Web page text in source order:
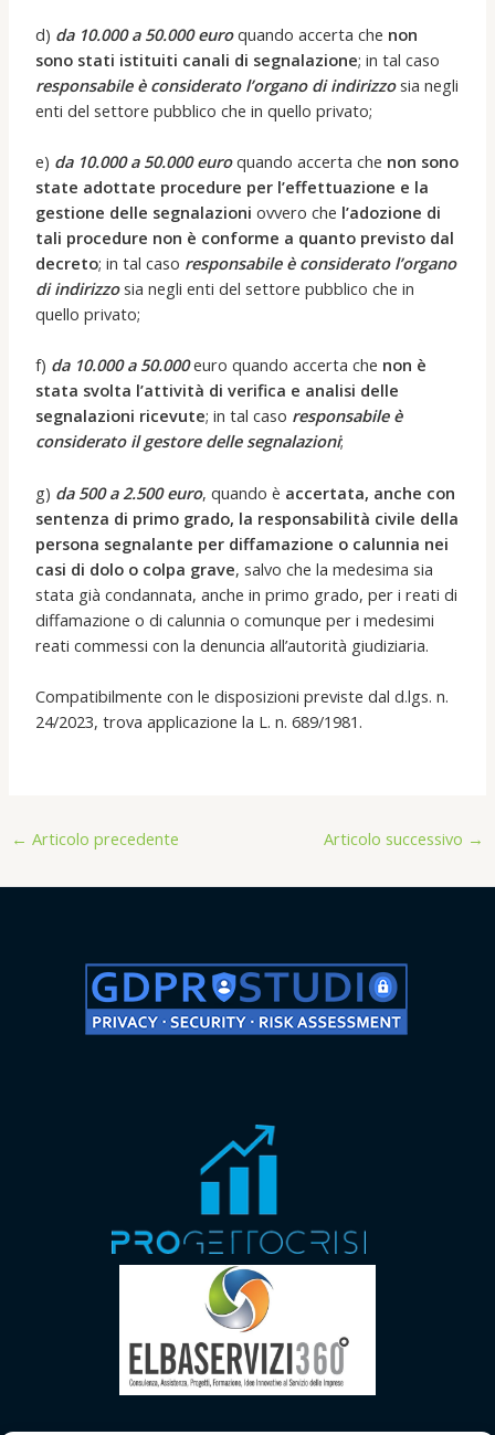
d) da 10.000 a 50.000 euroquando accerta che non
sono stati istituiti canali di segnalazione; in tal caso
responsabile è considerato l’organo di indirizzosia negli
enti del settore pubblico che in quello privato;
e) da 10.000 a 50.000 euroquando accerta che non sono
state adottate procedure per l’effettuazione e la
gestione delle segnalazioni ovvero che l’adozione di
tali procedure non è conforme a quanto previsto dal
decreto; in tal caso responsabile è considerato l’organo
di indirizzosia negli enti del settore pubblico che in
quello privato;
f) da 10.000 a 50.000euro quando accerta che non è
stata svolta l’attività di verifica e analisi delle
segnalazioni ricevute; in tal caso responsabile è
considerato il gestore delle segnalazioni;
g) da 500 a 2.500 euro, quando è accertata, anche con
sentenza di primo grado, la responsabilità civile della
persona segnalante per diffamazione o calunnia nei
casi di dolo o colpa grave, salvo che la medesima sia
stata già condannata, anche in primo grado, per i reati di
diffamazione o di calunnia o comunque per i medesimi
reati commessi con la denuncia all’autorità giudiziaria.
Compatibilmente con le disposizioni previste dal d.lgs. n.
24/2023, trova applicazione la L. n. 689/1981.
← Articolo precedente Articolo successivo →